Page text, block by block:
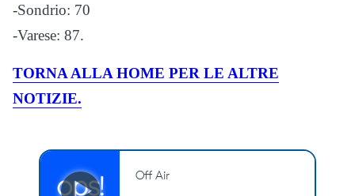
-Sondrio: 70
-Varese: 87.
TORNA ALLA HOME PER LE ALTRE
NOTIZIE.